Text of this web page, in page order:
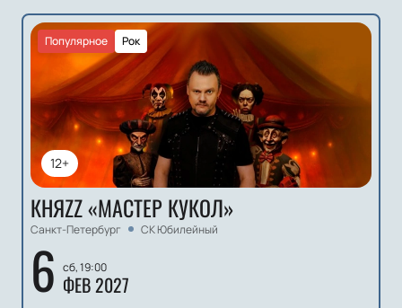
12+
Рок
Популярное
КНЯZZ «МАСТЕР КУКОЛ»
Санкт-Петербург СК Юбилейный
6 сб, 19:00
ФЕВ 2027